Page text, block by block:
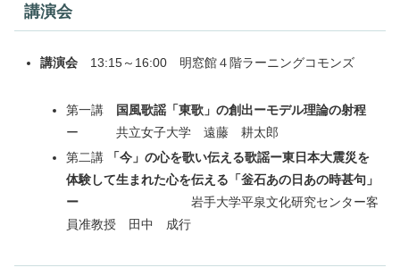
講演会
講演会13:15～16:00 明窓館４階ラーニングコモンズ
第一講
国風歌謡「東歌」の創出ーモデル理論の射程
ー 共立女子大学 遠藤 耕太郎
第二講
「今」の心を歌い伝える歌謡ー東日本大震災を
体験して生まれた心を伝える「釡石あの日あの時甚句」
ー
岩手大学平泉文化研究センター客
員准教授 田中 成行